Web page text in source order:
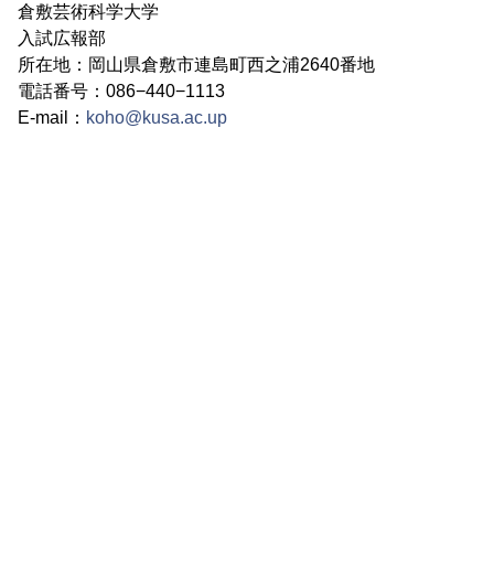
倉敷芸術科学大学
入試広報部
所在地：岡山県倉敷市連島町西之浦2640番地
電話番号：086−440−1113
E-mail： koho@kusa.ac.up